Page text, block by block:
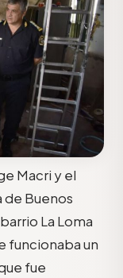
Macri y el
de Buenos
La Loma
funcionaba un
fue